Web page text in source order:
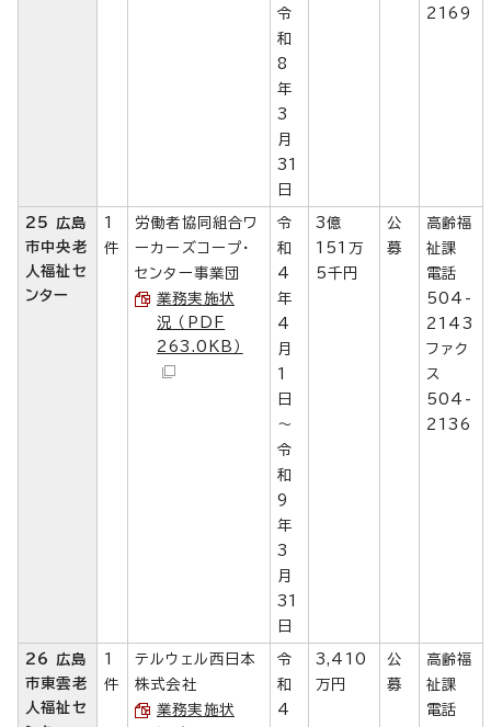
令
和
8
年
3
月
31
日
2169
25 広島
市中央老
人福祉セ
ンター
1
件
労働者協同組合ワ
ーカーズコープ・
センター事業団
業務実施状
況 （PDF
263.0KB）
令
和
4
年
4
月
1
日
～
令
和
9
年
3
月
31
日
3億
151万
5千円
公
募
高齢福
祉課
電話
504-
2143
ファク
ス
504-
2136
26 広島
市東雲老
人福祉セ
1
件
テルウェル西日本
株式会社
業務実施状
令
和
4
3,410
万円
公
募
高齢福
祉課
電話